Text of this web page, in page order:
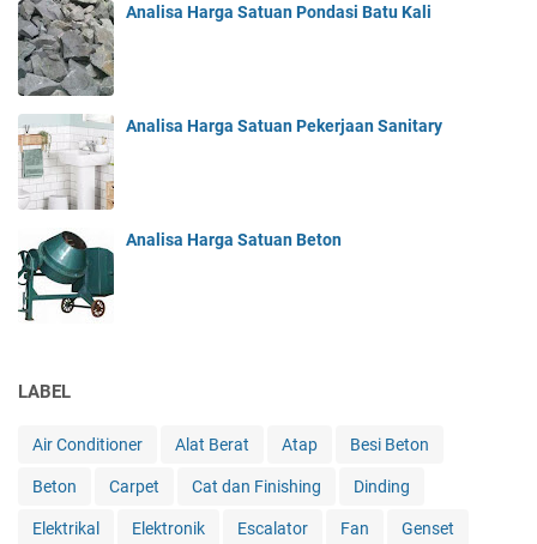
Analisa Harga Satuan Pondasi Batu Kali
Analisa Harga Satuan Pekerjaan Sanitary
Analisa Harga Satuan Beton
LABEL
Air Conditioner Alat Berat Atap Besi Beton
Beton Carpet Cat dan Finishing Dinding
Elektrikal Elektronik Escalator Fan Genset